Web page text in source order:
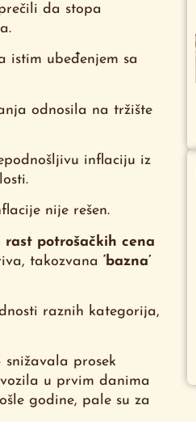
da stopa
istim ubeđenjem sa
odnosila na tržište
inflaciju iz
nije rešen.
rast potrošačkih cena
takozvana ‘bazna’
raznih kategorija,
prosek
vozila u prvim danima
godine, pale su za